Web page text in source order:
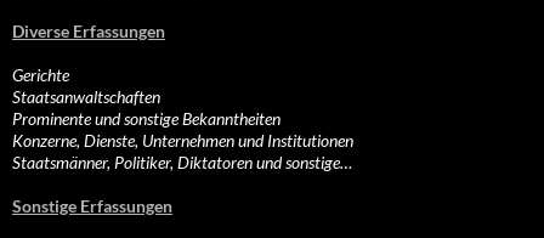
Diverse Erfassungen
Gerichte
Staatsanwaltschaften
Prominente und sonstige Bekanntheiten
Konzerne, Dienste, Unternehmen und Institutionen
Staatsmänner, Politiker, Diktatoren und sonstige…
Sonstige Erfassungen